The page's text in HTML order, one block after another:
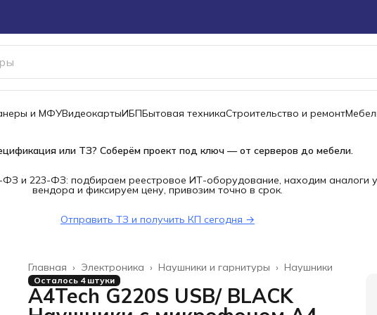
и МФУВидеокартыИБПБытовая техникаСтроительство и ремонт
или ТЗ? Соберём проект под ключ — от серверов до мебели.
и 223-ФЗ: подбираем реестровое ИТ-оборудование, находим аналоги
вендора и фиксируем цену, привозим точно в срок.
Отправить ТЗ и получить КП сегодня →
Наушники
Наушники и гарнитуры ›
Электроника ›
Главная ›
Осталось 4 штуки
A4Tech G220S USB/ BLACK